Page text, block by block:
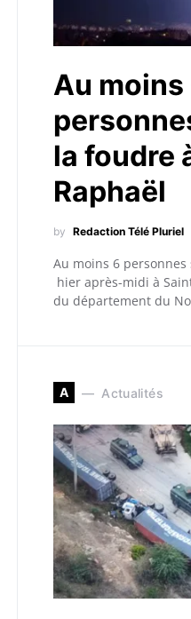
Au moins
la foudre
Raphaël
by Redaction Télé Pluriel
Au moins 6
hier après-midi à
du département du
A Actualités